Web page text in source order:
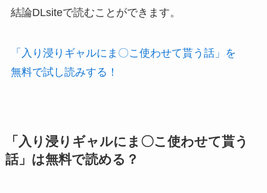
結論DLsiteで読むことができます。
「入り浸りギャルにま〇こ使わせて貰う話」を
無料で試し読みする！
「入り浸りギャルにま〇こ使わせて貰う
話」は無料で読める？